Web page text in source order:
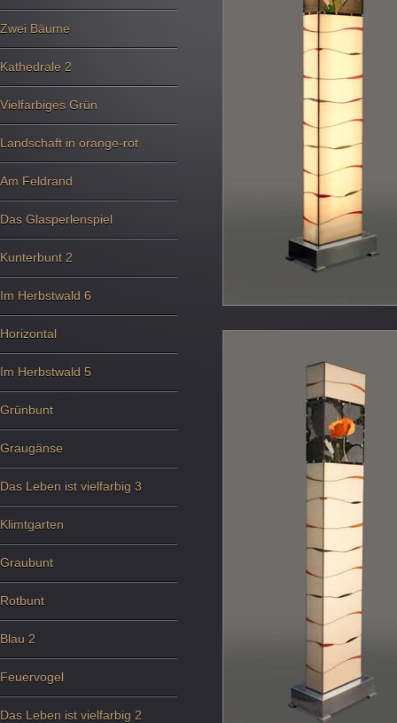
Zwei Bäume
Kathedrale 2
Vielfarbiges Grün
Landschaft in orange-rot
Am Feldrand
Das Glasperlenspiel
Kunterbunt 2
Im Herbstwald 6
Horizontal
Im Herbstwald 5
Grünbunt
Graugänse
Das Leben ist vielfarbig 3
Klimtgarten
Graubunt
Rotbunt
Blau 2
Feuervogel
Das Leben ist vielfarbig 2